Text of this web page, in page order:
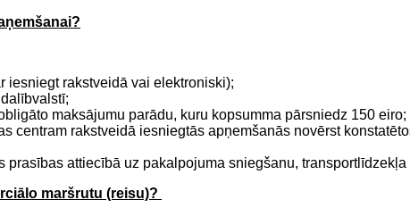
iesniegt rakstveidā vai elektroniski);
maksājumu parādu, kuru kopsumma pārsniedz 150 eiro;
centram rakstveidā iesniegtās apņemšanās novērst
attiecībā uz pakalpojuma sniegšanu,
maršrutu (reisu)?